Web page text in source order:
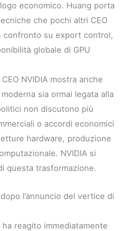
economico. Huang porta
che pochi altri CEO
confronto su export control,
globale di GPU
NVIDIA mostra anche
sia ormai legata alla
non discutono più
o accordi economici
hardware, produzione
NVIDIA si
questa trasformazione.
l’annuncio del vertice di
reagito immediatamente